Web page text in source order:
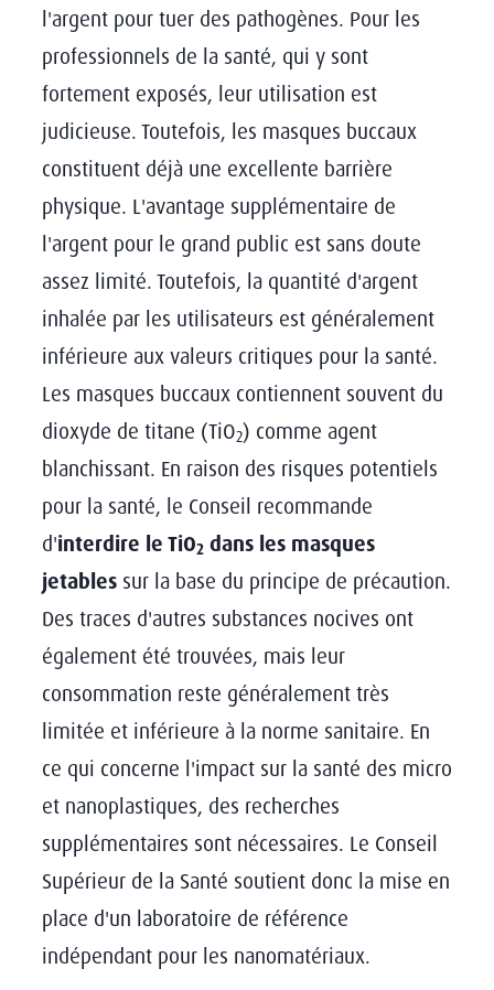
l'argent pour tuer des pathogènes. Pour les
professionnels de la santé, qui y sont
fortement exposés, leur utilisation est
judicieuse. Toutefois, les masques buccaux
constituent déjà une excellente barrière
physique. L'avantage supplémentaire de
l'argent pour le grand public est sans doute
assez limité. Toutefois, la quantité d'argent
inhalée par les utilisateurs est généralement
inférieure aux valeurs critiques pour la santé.
Les masques buccaux contiennent souvent du
dioxyde de titane (TiO2) comme agent
blanchissant. En raison des risques potentiels
pour la santé, le Conseil recommande
d'interdire le TiO2 dans les masques
jetables sur la base du principe de précaution.
Des traces d'autres substances nocives ont
également été trouvées, mais leur
consommation reste généralement très
limitée et inférieure à la norme sanitaire. En
ce qui concerne l'impact sur la santé des micro
et nanoplastiques, des recherches
supplémentaires sont nécessaires. Le Conseil
Supérieur de la Santé soutient donc la mise en
place d'un laboratoire de référence
indépendant pour les nanomatériaux.